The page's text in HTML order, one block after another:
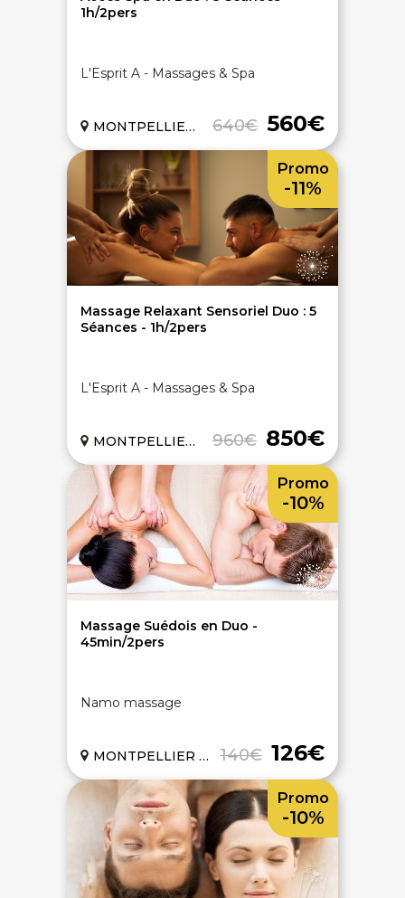
1h/2pers
L'Esprit A - Massages & Spa
640€ 560€
MONTPELLIER (34)
Massage Relaxant Sensoriel Duo : 5
Séances - 1h/2pers
L'Esprit A - Massages & Spa
960€ 850€
MONTPELLIER (34)
Promo
-11%
Massage Suédois en Duo -
45min/2pers
Namo massage
140€ 126€
MONTPELLIER (34)
Promo
-10%
Promo
-10%